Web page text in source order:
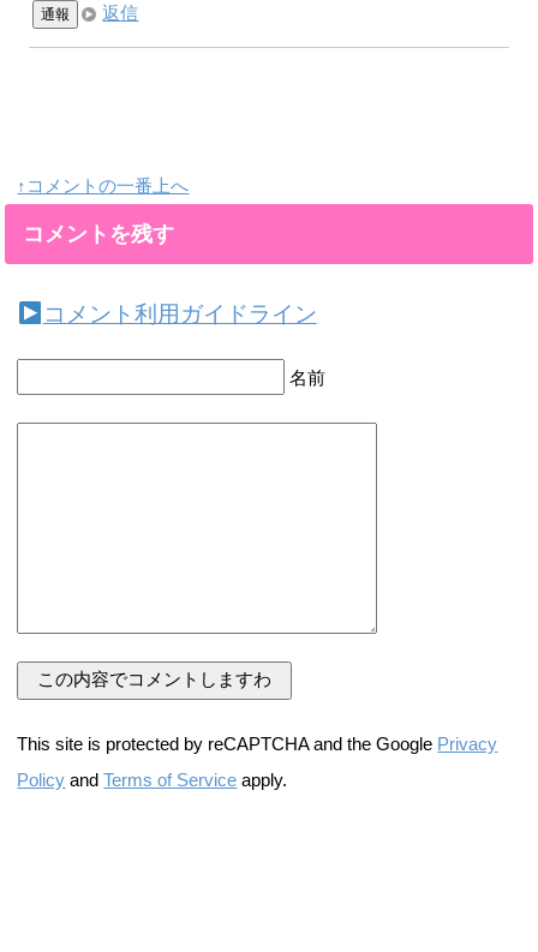
通報 返信
↑コメントの一番上へ
コメントを残す
コメント利用ガイドライン
名前
This site is protected by reCAPTCHA and the Google Privacy
Policy andTerms of Service apply.